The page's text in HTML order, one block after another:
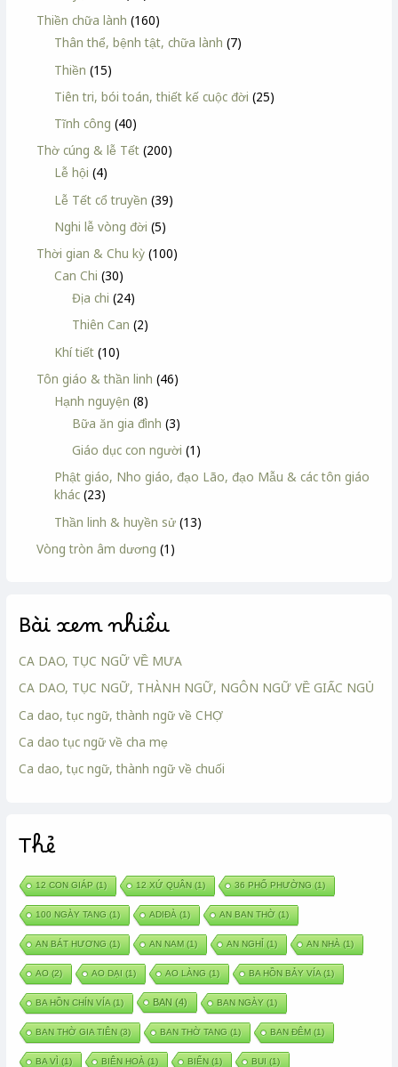
Thiền chữa lành (160)
Thân thể, bệnh tật, chữa lành (7)
Thiền (15)
Tiên tri, bói toán, thiết kế cuộc đời (25)
Tĩnh công (40)
Thờ cúng & lễ Tết (200)
Lễ hội (4)
Lễ Tết cổ truyền (39)
Nghi lễ vòng đời (5)
Thời gian & Chu kỳ (100)
Can Chi (30)
Địa chi (24)
Thiên Can (2)
Khí tiết (10)
Tôn giáo & thần linh (46)
Hạnh nguyện (8)
Bữa ăn gia đình (3)
Giáo dục con người (1)
Phật giáo, Nho giáo, đạo Lão, đạo Mẫu & các tôn giáo
khác (23)
Thần linh & huyền sử (13)
Vòng tròn âm dương (1)
Bài xem nhiều
CA DAO, TỤC NGỮ VỀ MƯA
CA DAO, TỤC NGỮ, THÀNH NGỮ, NGÔN NGỮ VỀ GIẤC NGỦ
Ca dao, tục ngữ, thành ngữ về CHỢ
Ca dao tục ngữ về cha mẹ
Ca dao, tục ngữ, thành ngữ về chuối
Thẻ
12 CON GIÁP (1) 12 XỨ QUÂN (1) 36 PHỐ PHƯỜNG (1)
100 NGÀY TANG (1) ADIĐÀ (1) AN BAN THỜ(1)
AN BÁT HƯƠNG (1) AN NAM(1) AN NGHỈ (1) AN NHÀ (1)
AO (2) AO DẠI (1) AO LÀNG (1) BA HỒN BẢY VÍA(1)
BA HỒN CHÍN VÍA(1) BAN (4) BAN NGÀY (1)
BAN THỜ GIA TIÊN (3) BAN THỜ TANG (1) BAN ĐÊM(1)
BA VÌ (1) BIÊN HOÀ (1) BIỂN (1) BUI (1)